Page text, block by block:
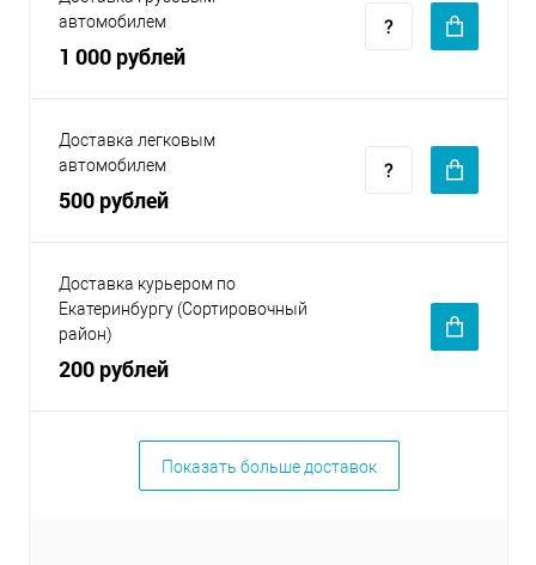
автомобилем
1 000 рублей
Доставка легковым
автомобилем
500 рублей
Доставка курьером по
Екатеринбургу (Сортировочный
район)
200 рублей
Показать больше доставок